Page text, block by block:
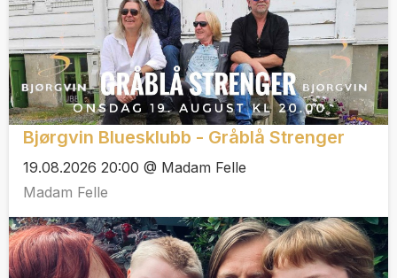
Bjørgvin Bluesklubb - Gråblå Strenger
19.08.2026 20:00 @ Madam Felle
Madam Felle